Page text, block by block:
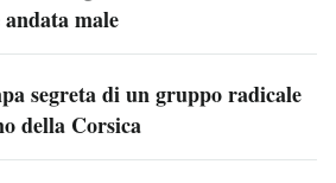
male
segreta di un gruppo radicale
della Corsica